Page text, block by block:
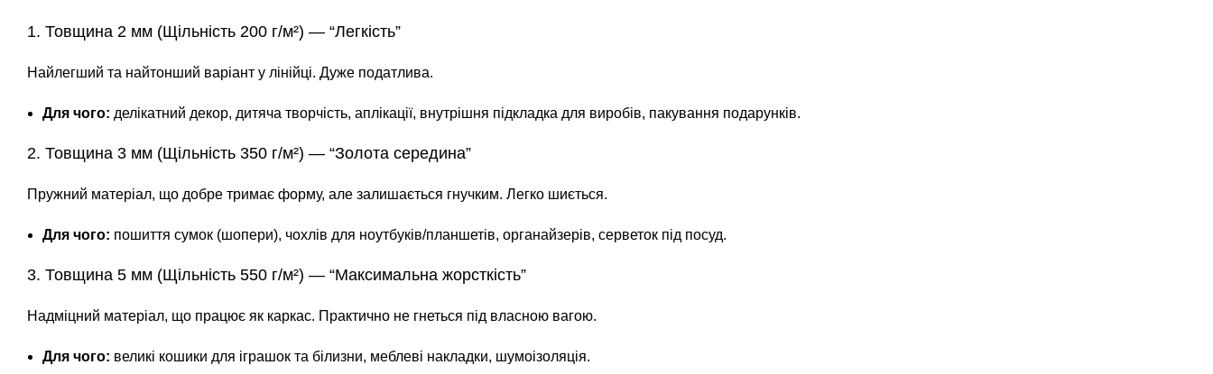
1. Товщина 2 мм (Щільність 200 г/м²) — “Легкість”
Найлегший та найтонший варіант у лінійці. Дуже податлива.
Для чого: делікатний декор, дитяча творчість, аплікації, внутрішня підкладка для виробів, пакування подарунків.
2. Товщина 3 мм (Щільність 350 г/м²) — “Золота середина”
Пружний матеріал, що добре тримає форму, але залишається гнучким. Легко шиється.
Для чого: пошиття сумок (шопери), чохлів для ноутбуків/планшетів, органайзерів, серветок під посуд.
3. Товщина 5 мм (Щільність 550 г/м²) — “Максимальна жорсткість”
Надміцний матеріал, що працює як каркас. Практично не гнеться під власною вагою.
Для чого: великі кошики для іграшок та білизни, меблеві накладки, шумоізоляція.